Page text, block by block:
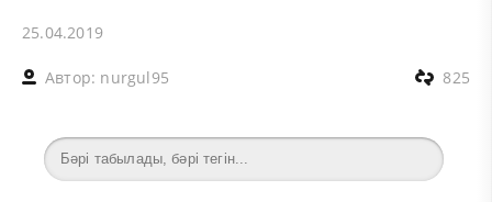
25.04.2019
Автор: nurgul95 825